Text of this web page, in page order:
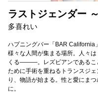
ラストジェンダー
多喜れい
ハプニングバー「BAR California
様々な人間が集まる場所。人々
くる―――。レズビアンであるこ
ために手術を重ねるトランスジ
り、物語が始まる。性と愛にま
に。